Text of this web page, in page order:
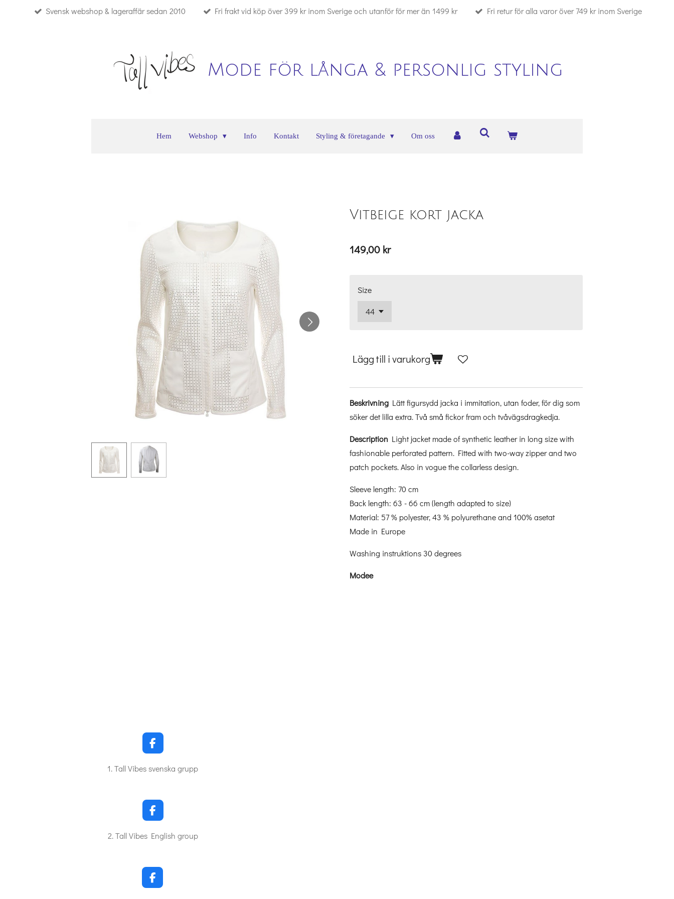
Svensk webshop & lageraffär sedan 2010 Fri frakt vid köp över 399 kr inom Sverige och utanför för mer än 1499 kr Fri retur för alla varor över 749 kr inom Sverige
Mode för långa & personlig styling
Hem Webshop Info Kontakt Styling & företagande Om oss
Vitbeige kort jacka
149,00 kr
Size
Lägg till i varukorg
Beskrivning Lätt figursydd jacka i immitation, utan foder, för dig som
söker det lilla extra. Två små fickor fram och tvåvägsdragkedja.
Description Light jacket made of synthetic leather in long size with
fashionable perforated pattern. Fitted with two-way zipper and two
patch pockets. Also in vogue the collarless design.
Sleeve length: 70 cm
Back length: 63 - 66 cm (length adapted to size)
Material: 57 % polyester, 43 % polyurethane and 100% asetat
Made in Europe
Washing instruktions 30 degrees
Modee
F
a
c
o
k
1. Tall Vibes svenska grupp
F
a
c
o
k
2. Tall Vibes English group
F
a